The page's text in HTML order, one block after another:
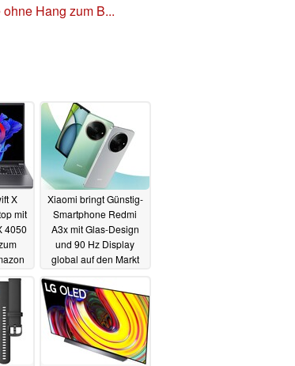
Hang zum B...
X
mit
4050
Xiaomi bringt Günstig-
Smartphone Redmi
A3x mit Glas-Design
und 90 Hz Display
global auf den Markt